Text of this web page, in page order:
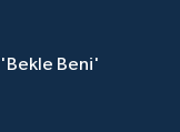
'Bekle Beni'